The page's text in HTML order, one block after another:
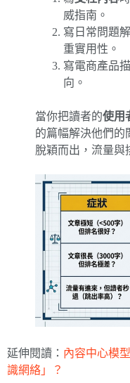
威指南。
寫日常問題
重實用性。
寫電商產品
向。
當你把讀者的使用
的篇幅解決他們的
脫穎而出，流量與
延伸閱讀： 內容中心模
識網絡」？